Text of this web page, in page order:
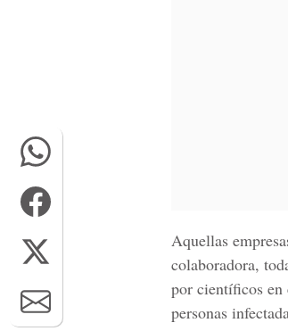
Aquellas
colaboradora,
por científicos en
personas